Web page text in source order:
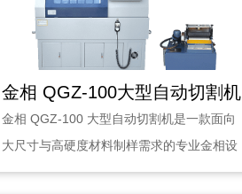
金相 QGZ-100大型自动切割机
金相 QGZ-100 大型自动切割机是一款面向
大尺寸与高硬度材料制样需求的专业金相设
备，采···